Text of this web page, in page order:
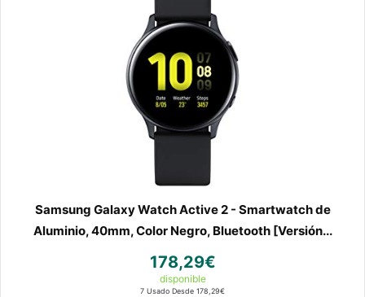
Samsung Galaxy Watch Active 2 - Smartwatch de
Aluminio, 40mm, Color Negro, Bluetooth [Versión...
178,29€
disponible
7 Usado Desde 178,29€